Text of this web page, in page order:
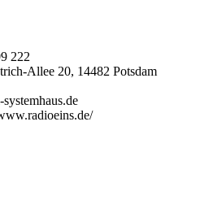
222
Allee 20, 14482 Potsdam